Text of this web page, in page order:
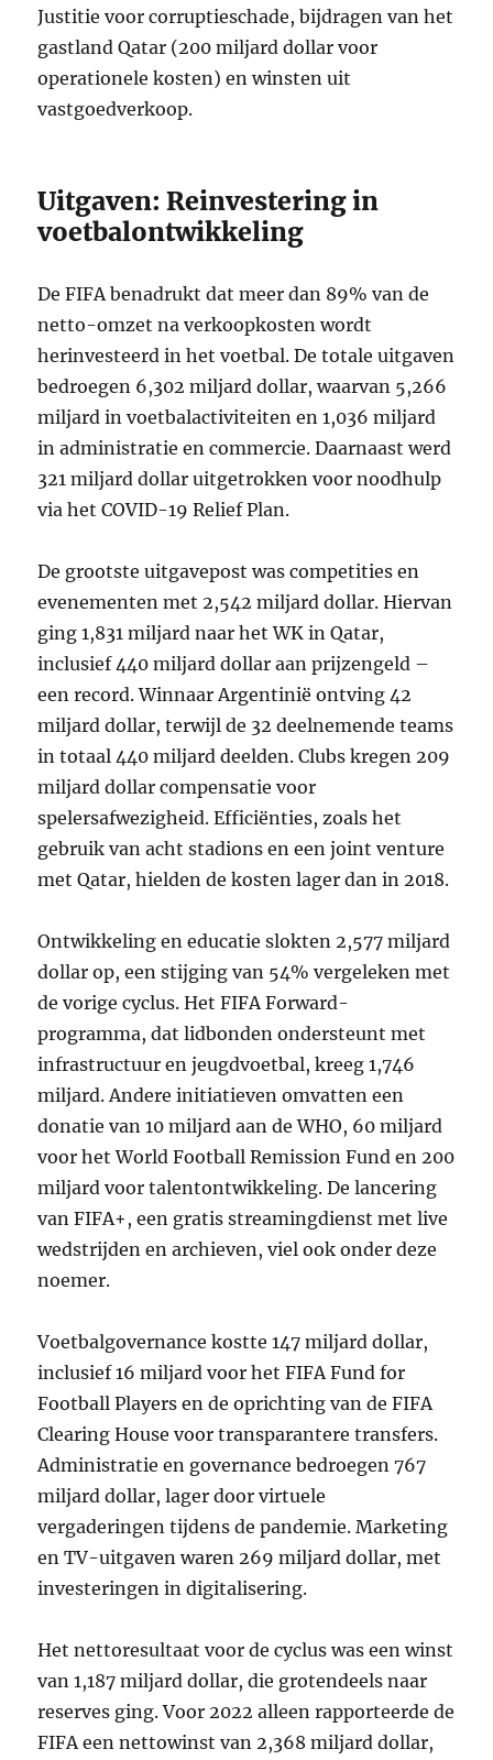
Justitie voor corruptieschade, bijdragen van het
gastland Qatar (200 miljard dollar voor
operationele kosten) en winsten uit
vastgoedverkoop.
Uitgaven: Reinvestering in
voetbalontwikkeling
De FIFA benadrukt dat meer dan 89% van de
netto-omzet na verkoopkosten wordt
herinvesteerd in het voetbal. De totale uitgaven
bedroegen 6,302 miljard dollar, waarvan 5,266
miljard in voetbalactiviteiten en 1,036 miljard
in administratie en commercie. Daarnaast werd
321 miljard dollar uitgetrokken voor noodhulp
via het COVID-19 Relief Plan.
De grootste uitgavepost was competities en
evenementen met 2,542 miljard dollar. Hiervan
ging 1,831 miljard naar het WK in Qatar,
inclusief 440 miljard dollar aan prijzengeld –
een record. Winnaar Argentinië ontving 42
miljard dollar, terwijl de 32 deelnemende teams
in totaal 440 miljard deelden. Clubs kregen 209
miljard dollar compensatie voor
spelersafwezigheid. Efficiënties, zoals het
gebruik van acht stadions en een joint venture
met Qatar, hielden de kosten lager dan in 2018.
Ontwikkeling en educatie slokten 2,577 miljard
dollar op, een stijging van 54% vergeleken met
de vorige cyclus. Het FIFA Forward-
programma, dat lidbonden ondersteunt met
infrastructuur en jeugdvoetbal, kreeg 1,746
miljard. Andere initiatieven omvatten een
donatie van 10 miljard aan de WHO, 60 miljard
voor het World Football Remission Fund en 200
miljard voor talentontwikkeling. De lancering
van FIFA+, een gratis streamingdienst met live
wedstrijden en archieven, viel ook onder deze
noemer.
Voetbalgovernance kostte 147 miljard dollar,
inclusief 16 miljard voor het FIFA Fund for
Football Players en de oprichting van de FIFA
Clearing House voor transparantere transfers.
Administratie en governance bedroegen 767
miljard dollar, lager door virtuele
vergaderingen tijdens de pandemie. Marketing
en TV-uitgaven waren 269 miljard dollar, met
investeringen in digitalisering.
Het nettoresultaat voor de cyclus was een winst
van 1,187 miljard dollar, die grotendeels naar
reserves ging. Voor 2022 alleen rapporteerde de
FIFA een nettowinst van 2,368 miljard dollar,